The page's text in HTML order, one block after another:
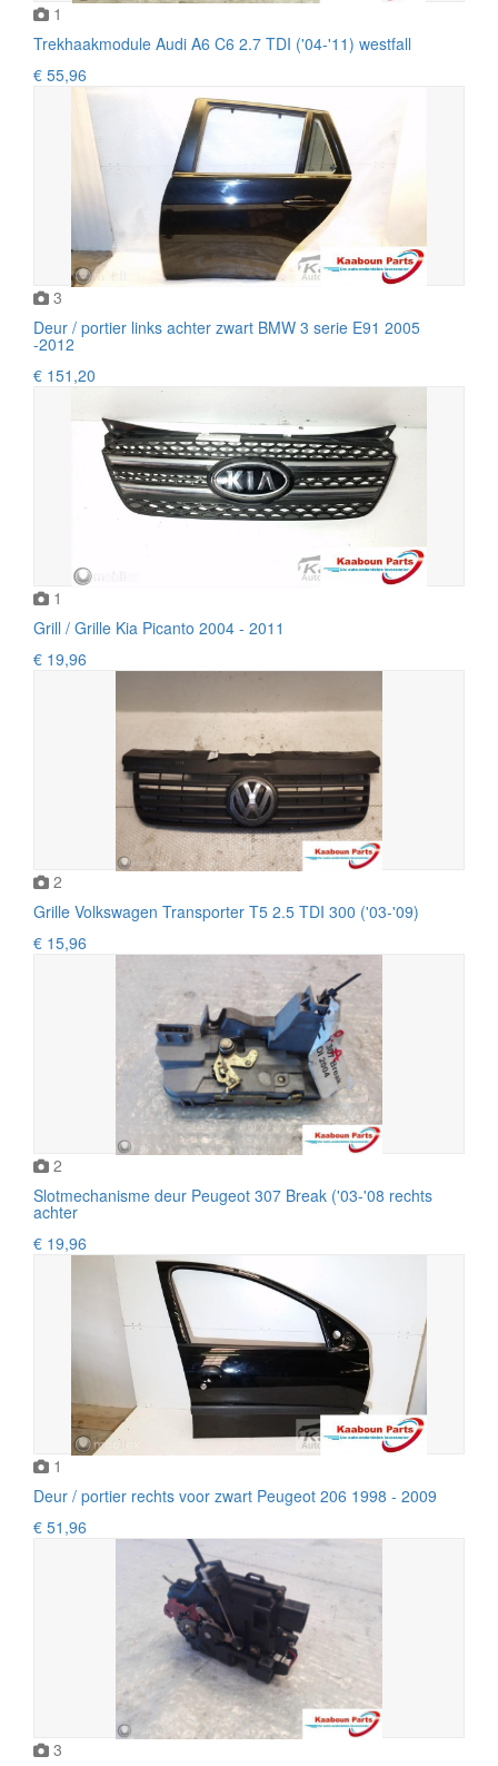
1
Trekhaakmodule Audi A6 C6 2.7 TDI ('04-'11) westfall
€ 55,96
3
Deur / portier links achter zwart BMW 3 serie E91 2005
-2012
€ 151,20
1
Grill / Grille Kia Picanto 2004 - 2011
€ 19,96
2
Grille Volkswagen Transporter T5 2.5 TDI 300 ('03-'09)
€ 15,96
2
Slotmechanisme deur Peugeot 307 Break ('03-'08 rechts
achter
€ 19,96
1
Deur / portier rechts voor zwart Peugeot 206 1998 - 2009
€ 51,96
3